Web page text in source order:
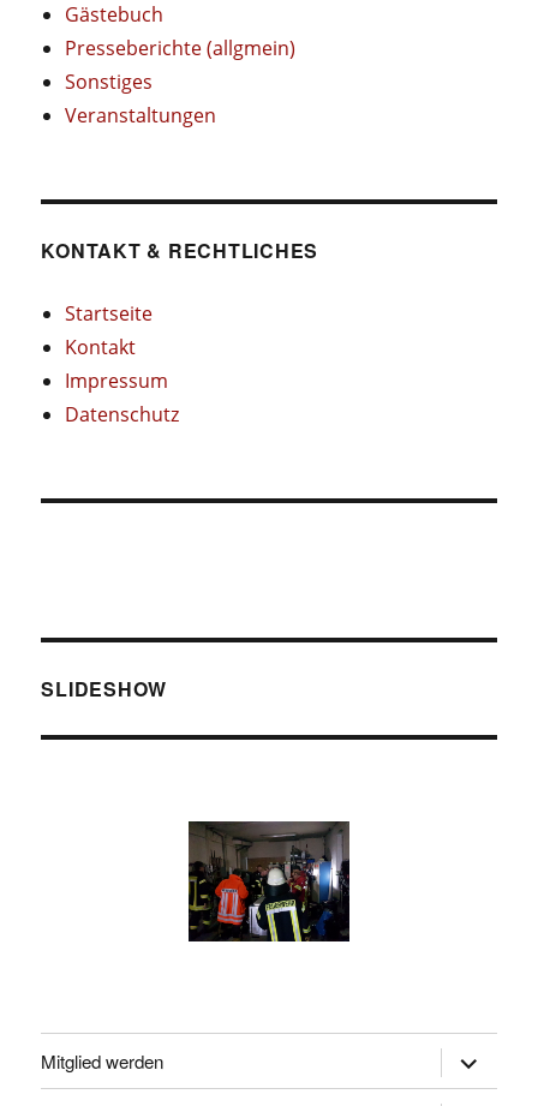
Gästebuch
Presseberichte (allgmein)
Sonstiges
Veranstaltungen
KONTAKT & RECHTLICHES
Startseite
Kontakt
Impressum
Datenschutz
SLIDESHOW
Mitglied werden
öffnen